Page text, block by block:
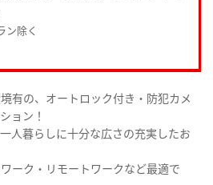
ン除く
有の、オートロック付き・防犯カメ
ョン！
人暮らしに十分な広さの充実したお
ーク・リモートワークなど最適で